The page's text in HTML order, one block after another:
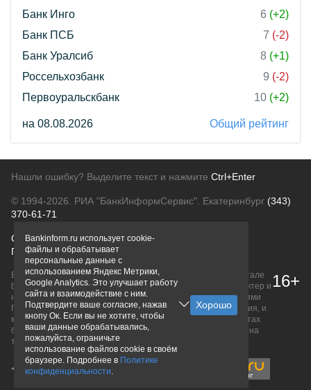
Банк Инго
6 (+2)
Банк ПСБ
7 (-2)
Банк Уралсиб
8 (+1)
Россельхозбанк
9 (-2)
Первоуральскбанк
10 (+2)
на 08.08.2026 Общий рейтинг
Нашли ошибку? Выделите текст и нажмите Ctrl+Enter
© 1994-2026. РИА "БанкИнформСервис". Екатеринбург (343)
370-61-71
О проектеПолитика конфиденциальности
Правовая информацияДля рекламодателей
Вся информация о продуктах банков, размещенная на портале
bankinform.ru, носит исключительно ознакомительный характер и
не является публичной офертой, определяемой положениями
ГК РФ. Информация не содержит точного и полного описания, и
может быть изменена. Конечные условия уточняйте на сайтах
банков или при личном обращении. Исключительное право на
товарные знаки принадлежит их правообладателям.
16+
Bankinform.ru использует cookie-
файлы и обрабатывает
персональные данные с
использованием Яндекс Метрики,
Google Analytics. Это улучшает работу
сайта и взаимодействие с ним.
Подтвердите ваше согласие, нажав
кнопу Ок. Если вы не хотите, чтобы
ваши данные обрабатывались,
пожалуйста, ограничьте
использование файлов cookie в своём
браузере. Подробнее в Политике
конфиденциальности.